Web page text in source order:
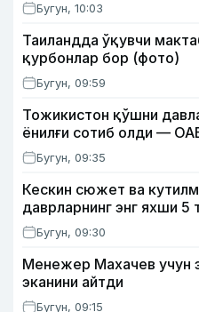
Бугун, 10:03
Таиландда ўқувчи
қурбонлар бор (фото)
Бугун, 09:59
Тожикистон қўшни
ёнилғи сотиб олди —
Бугун, 09:35
Кескин сюжет ва
даврларнинг энг яхши 5
Бугун, 09:30
Менежер Махачев учун
эканини айтди
Бугун, 09:15